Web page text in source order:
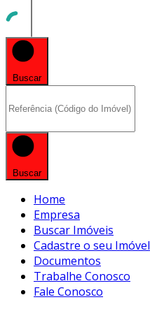
Buscar
Buscar
Home
Empresa
Buscar Imóveis
Cadastre o seu Imóvel
Documentos
Trabalhe Conosco
Fale Conosco